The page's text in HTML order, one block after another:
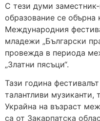
С тези думи
образование се обърна
Международния
младежи „Български
провежда в периода
„Златни пясъци“.
Тази година
талантливи музиканти,
Украйна на възраст
са от Закарпатска